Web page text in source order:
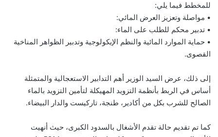
للمخطط فيما يلي:
• مواصلة وتعزيز العرض المائي:
• تدبير محكم للطلب على الماء:
• حماية الموارد المائية والنظم الإيكولوجية وتدبير الظواهر المناخية
القصوى.
إلى ذلك، عرض السيد الوزير أهم التدابير الاستعجالية والمتمثلة
أساس في الربط بأنظمة التزويد المهيكلة لتأمين التزويد بالماء
الصالح للشرب بكل من أكادير، طنجة، تاركيست والدار البيضاء.
كما تم تقديم حالة تقدم الأشغال بالسدود الكبرى، حيث أنهيت